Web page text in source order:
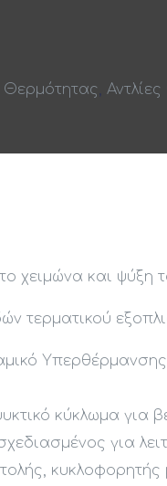
Θερμότητας
χειμώνα και
τερματικού
Υπερθέρμανσης
κύκλωμα για
για